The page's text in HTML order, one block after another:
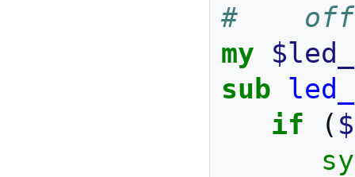
#    off
my
sub
if
(